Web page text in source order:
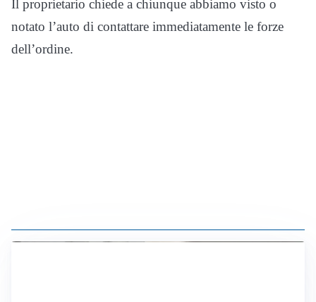
Il proprietario chiede a chiunque abbiamo visto o
notato l’auto di contattare immediatamente le forze
dell’ordine.